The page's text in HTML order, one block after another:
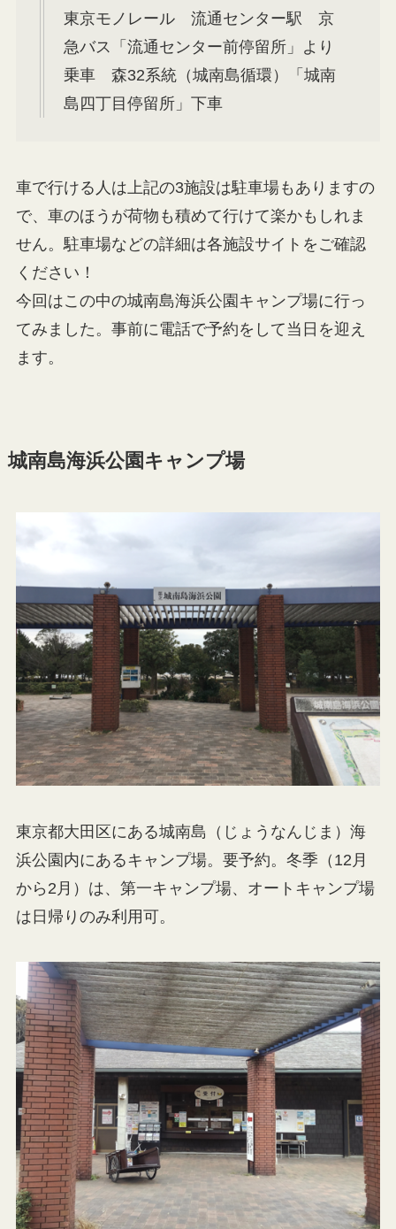
東京モノレール 流通センター駅 京
急バス「流通センター前停留所」より
乗車 森32系統（城南島循環）「城南
島四丁目停留所」下車
車で行ける人は上記の3施設は駐車場もありますの
で、車のほうが荷物も積めて行けて楽かもしれま
せん。駐車場などの詳細は各施設サイトをご確認
ください！
今回はこの中の城南島海浜公園キャンプ場に行っ
てみました。事前に電話で予約をして当日を迎え
ます。
城南島海浜公園キャンプ場
東京都大田区にある城南島（じょうなんじま）海
浜公園内にあるキャンプ場。要予約。冬季（12月
から2月）は、第一キャンプ場、オートキャンプ場
は日帰りのみ利用可。